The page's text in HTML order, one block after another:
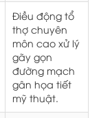
Điều động tổ
thợ chuyên
môn cao xử lý
gãy gọn
đường mạch
gân họa tiết
mỹ thuật.